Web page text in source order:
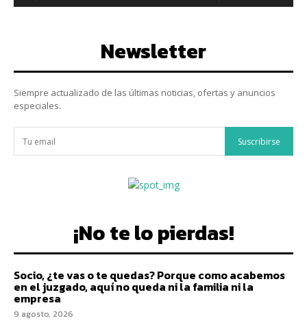
Newsletter
Siempre actualizado de las últimas noticias, ofertas y anuncios
especiales.
Suscribirse
¡No te lo pierdas!
Socio, ¿te vas o te quedas? Porque como acabemos
en el juzgado, aquí no queda ni la familia ni la
empresa
9 agosto, 2026